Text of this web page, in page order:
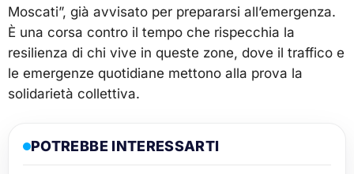
Moscati”, già avvisato per prepararsi all’emergenza.
È una corsa contro il tempo che rispecchia la
resilienza di chi vive in queste zone, dove il traffico e
le emergenze quotidiane mettono alla prova la
solidarietà collettiva.
POTREBBE INTERESSARTI